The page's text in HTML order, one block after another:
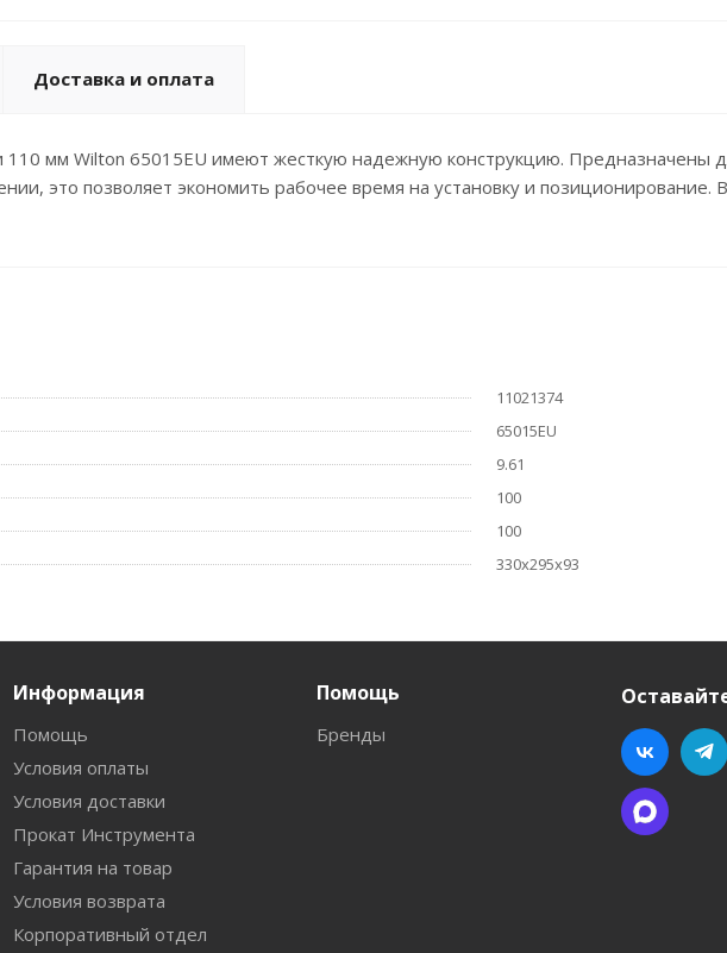
Доставка и оплата
110 мм Wilton 65015EU имеют жесткую надежную конструкцию. Предназначены
это позволяет экономить рабочее время на установку и позиционирование.
11021374
65015EU
9.61
100
100
330x295x93
Информация
Помощь
Условия оплаты
Условия доставки
Прокат Инструмента
Гарантия на товар
Условия возврата
Корпоративный отдел
Помощь
Бренды